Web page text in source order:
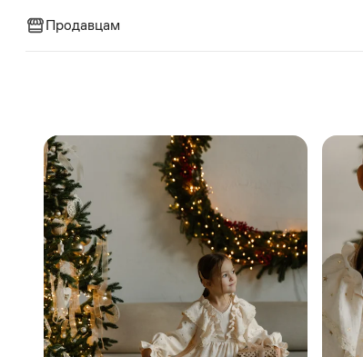
Продавцам